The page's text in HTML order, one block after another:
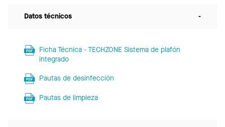
Datos técnicos -
Ficha Técnica - TECHZONE Sistema de plafón
integrado
Pautas de desinfección
Pautas de limpieza